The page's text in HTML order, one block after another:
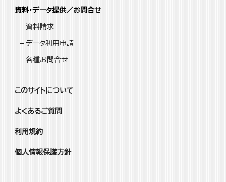
資料・データ提供／お問合せ
資料請求
データ利用申請
各種お問合せ
このサイトについて
よくあるご質問
利用規約
個人情報保護方針